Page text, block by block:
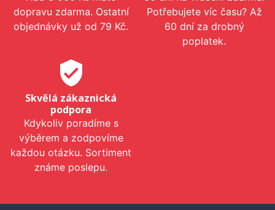
dopravu zdarma. Ostatní
objednávky už od 79 Kč.
Potřebujete víc času? Až
60 dní za drobný
poplatek.
verified_user
Skvělá zákaznická
podpora
Kdykoliv poradíme s
výběrem a zodpovíme
každou otázku. Sortiment
známe poslepu.